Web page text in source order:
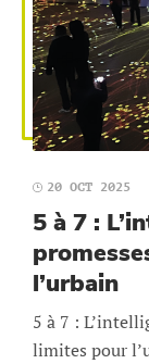
20 OCT 2025
5 à 7 :
l’urbain
5 à 7 :
limites pour